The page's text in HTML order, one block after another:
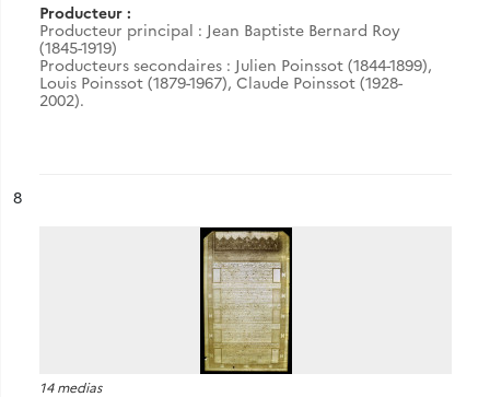
Producteur :
Producteur principal : Jean Baptiste Bernard Roy
(1845-1919)
Producteurs secondaires : Julien Poinssot (1844-1899),
Louis Poinssot (1879-1967), Claude Poinssot (1928-
2002).
n°
8
14 medias